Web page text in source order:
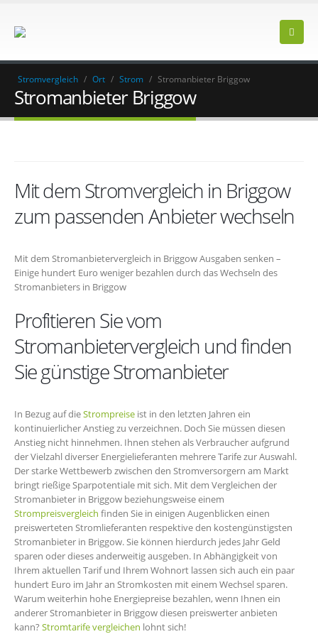
Stromvergleich / Ort / Strom / Stromanbieter Briggow
Stromanbieter Briggow
Mit dem Stromvergleich in Briggow
zum passenden Anbieter wechseln
Mit dem Stromanbietervergleich in Briggow Ausgaben senken –
Einige hundert Euro weniger bezahlen durch das Wechseln des
Stromanbieters in Briggow
Profitieren Sie vom
Stromanbietervergleich und finden
Sie günstige Stromanbieter
In Bezug auf dieStrompreise ist in den letzten Jahren ein
kontinuierlicher Anstieg zu verzeichnen. Doch Sie müssen diesen
Anstieg nicht hinnehmen. Ihnen stehen als Verbraucher aufgrund
der Vielzahl diverser Energielieferanten mehrere Tarife zur Auswahl.
Der starke Wettbewerb zwischen den Stromversorgern am Markt
bringt rießige Sparpotentiale mit sich. Mit dem Vergleichen der
Stromanbieter in Briggow beziehungsweise einem
Strompreisvergleich finden Sie in einigen Augenblicken einen
preiswerteten Stromlieferanten respektive den kostengünstigsten
Stromanbieter in Briggow. Sie können hierdurch jedes Jahr Geld
sparen oder dieses anderweitig ausgeben. In Abhängigkeit von
Ihrem aktuellen Tarif und Ihrem Wohnort lassen sich auch ein paar
hundert Euro im Jahr an Stromkosten mit einem Wechsel sparen.
Warum weiterhin hohe Energiepreise bezahlen, wenn Ihnen ein
anderer Stromanbieter in Briggow diesen preiswerter anbieten
kann? Stromtarife vergleichen lohnt sich!